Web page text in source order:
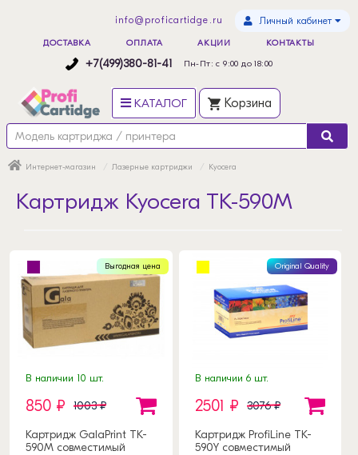
info@proficartidge.ru Личный кабинет
ДОСТАВКА ОПЛАТА АКЦИИ КОНТАКТЫ
+7(499)380-81-41 Пн-Пт: с 9:00 до 18:00
КАТАЛОГ Корзина
Интернет-магазин Лазерные картриджи Kyocera
Картридж Kyocera TK-590M
Выгодная цена
В наличии 10 шт.
850 ₽ 1003 ₽
Картридж GalaPrint TK-
590M совместимый
Original Quality
В наличии 6 шт.
2501 ₽ 3076 ₽
Картридж ProfiLine TK-
590Y совместимый